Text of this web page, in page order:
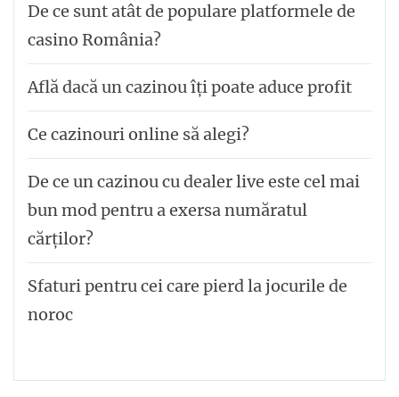
De ce sunt atât de populare platformele de
casino România?
Află dacă un cazinou îți poate aduce profit
Ce cazinouri online să alegi?
De ce un cazinou cu dealer live este cel mai
bun mod pentru a exersa număratul
cărților?
Sfaturi pentru cei care pierd la jocurile de
noroc